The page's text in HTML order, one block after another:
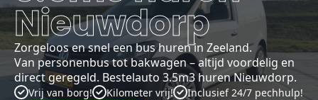
Nieuwdorp
Zorgeloos en snel een bus huren in Zeeland.
Van personenbus tot bakwagen – altijd voordelig en
direct geregeld. Bestelauto 3.5m3 huren Nieuwdorp.
Vrij van borg! Kilometer vrij! Inclusief 24/7 pechhulp!